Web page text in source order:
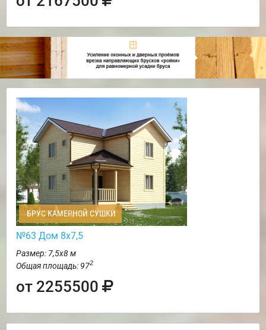
БРУС КАМЕРНОЙ СУШКИ
№63 Дом 8х7,5
Размер: 7,5х8 м
Общая площадь: 972
от 2255500